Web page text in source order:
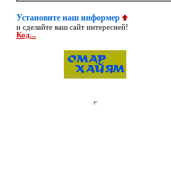
Установите наш информер
и сделайте ваш сайт интересней!
Код...